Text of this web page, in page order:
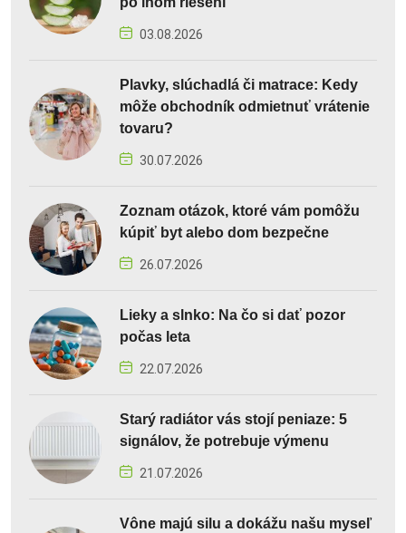
03.08.2026
Plavky, slúchadlá či matrace: Kedy
môže obchodník odmietnuť vrátenie
tovaru?
30.07.2026
Zoznam otázok, ktoré vám pomôžu
kúpiť byt alebo dom bezpečne
26.07.2026
Lieky a slnko: Na čo si dať pozor
počas leta
22.07.2026
Starý radiátor vás stojí peniaze: 5
signálov, že potrebuje výmenu
21.07.2026
Vône majú silu a dokážu našu myseľ